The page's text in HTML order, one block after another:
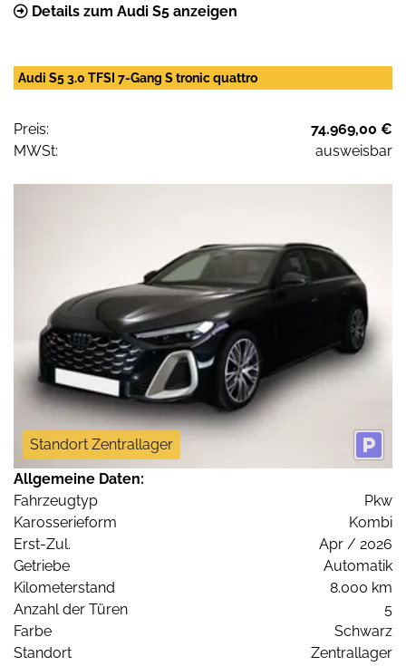
Details zum Audi S5 anzeigen
Audi S5 3.0 TFSI 7-Gang S tronic quattro
Preis:
74.969,00 €
MWSt:
ausweisbar
Standort Zentrallager
Allgemeine Daten:
Fahrzeugtyp
Pkw
Karosserieform
Kombi
Erst-Zul.
Apr / 2026
Getriebe
Automatik
Kilometerstand
8.000 km
Anzahl der Türen
5
Farbe
Schwarz
Standort
Zentrallager